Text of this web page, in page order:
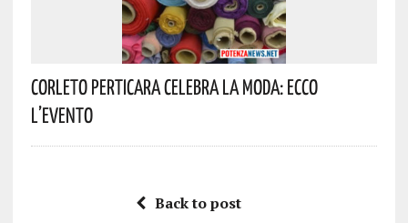
Corleto Perticara Celebra La Moda: Ecco
L’evento
Back to post